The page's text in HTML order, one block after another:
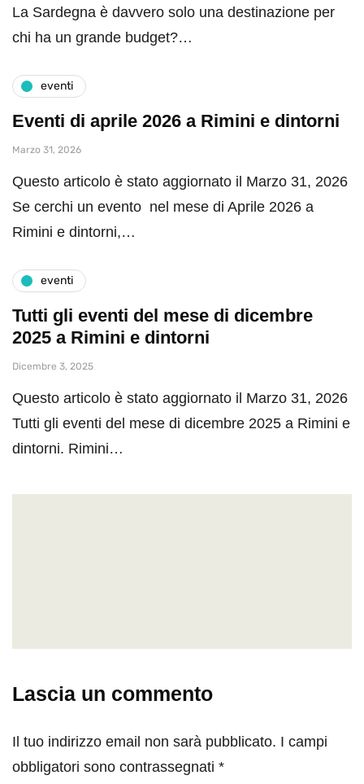
La Sardegna è davvero solo una destinazione per
chi ha un grande budget?…
eventi
Eventi di aprile 2026 a Rimini e dintorni
Marzo 31, 2026
Questo articolo è stato aggiornato il Marzo 31, 2026
Se cerchi un evento nel mese di Aprile 2026 a
Rimini e dintorni,…
eventi
Tutti gli eventi del mese di dicembre
2025 a Rimini e dintorni
Dicembre 3, 2025
Questo articolo è stato aggiornato il Marzo 31, 2026
Tutti gli eventi del mese di dicembre 2025 a Rimini e
dintorni. Rimini…
Lascia un commento
Il tuo indirizzo email non sarà pubblicato. I campi
obbligatori sono contrassegnati *